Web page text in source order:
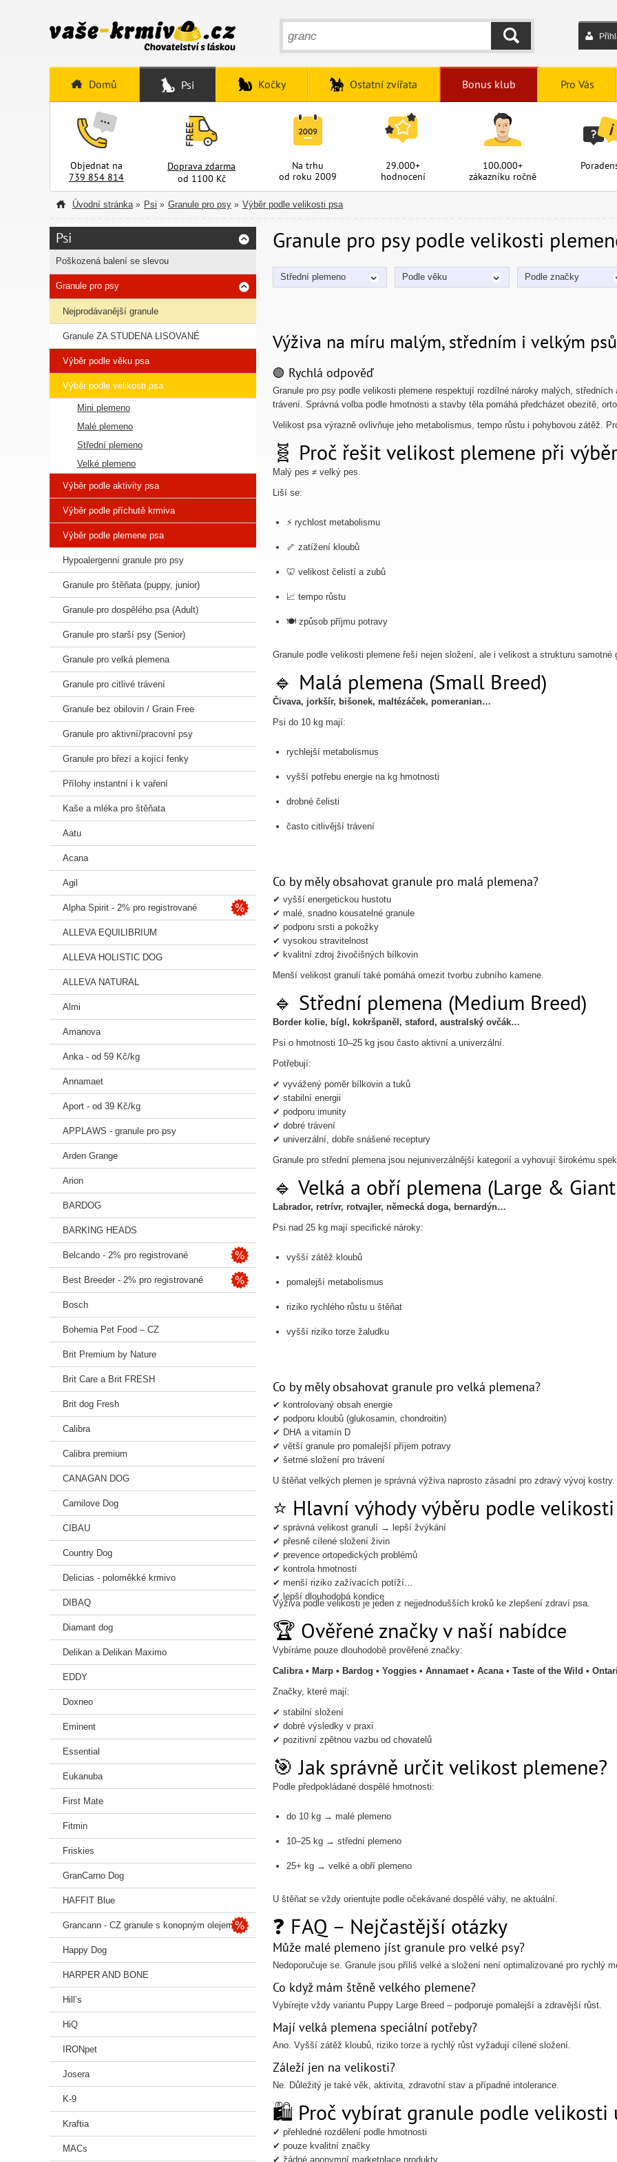
HLEDAT
Domů Psi Kočky Ostatní zvířata Bonus klub Pro Vás
Objednat na
739 854 814
Doprava zdarma
od 1100 Kč
Na trhu
od roku 2009
29.000+
hodnocení
100.000+
zákazníku ročně
Úvodní stránka » Psi » Granule pro psy » Výběr podle velikosti psa
Granule pro psy podle velikosti
Střední plemeno Podle věku Podle značky
Výživa na míru malým, středním i velkým
🟢 Rychlá odpověď
Granule pro psy podle velikosti plemene respektují rozdílné nároky malých,
trávení. Správná volba podle hmotnosti a stavby těla pomáhá předcházet obezitě,
Velikost psa výrazně ovlivňuje jeho metabolismus, tempo růstu i pohybovou zátěž.
🧬 Proč řešit velikost plemene při
Malý pes ≠ velký pes.
Liší se:
⚡ rychlost metabolismu
🦴 zatížení kloubů
🦷 velikost čelistí a zubů
📈 tempo růstu
🍽️ způsob příjmu potravy
Granule podle velikosti plemene řeší nejen složení, ale i velikost a strukturu samotné
🔹 Malá plemena (Small Breed)
Čivava, jorkšír, bišonek, maltézáček, pomeranian…
Psi do 10 kg mají:
rychlejší metabolismus
vyšší potřebu energie na kg hmotnosti
drobné čelisti
často citlivější trávení
Co by měly obsahovat granule pro malá plemena?
✔ vyšší energetickou hustotu
✔ malé, snadno kousatelné granule
✔ podporu srsti a pokožky
✔ vysokou stravitelnost
✔ kvalitní zdroj živočišných bílkovin
Menší velikost granulí také pomáhá omezit tvorbu zubního kamene.
🔹 Střední plemena (Medium Breed)
Border kolie, bígl, kokršpaněl, staford, australský ovčák…
Psi o hmotnosti 10–25 kg jsou často aktivní a univerzální.
Potřebují:
✔ vyvážený poměr bílkovin a tuků
✔ stabilní energii
✔ podporu imunity
✔ dobré trávení
✔ univerzální, dobře snášené receptury
Granule pro střední plemena jsou nejuniverzálnější kategorií a vyhovují širokému
🔹 Velká a obří plemena (Large &
Labrador, retrívr, rotvajler, německá doga, bernardýn…
Psi nad 25 kg mají specifické nároky:
vyšší zátěž kloubů
pomalejší metabolismus
riziko rychlého růstu u štěňat
vyšší riziko torze žaludku
Co by měly obsahovat granule pro velká plemena?
✔ kontrolovaný obsah energie
✔ podporu kloubů (glukosamin, chondroitin)
✔ DHA a vitamín D
✔ větší granule pro pomalejší příjem potravy
✔ šetrné složení pro trávení
U štěňat velkých plemen je správná výživa naprosto zásadní pro zdravý vývoj kostry.
⭐ Hlavní výhody výběru podle velikosti
✔ správná velikost granulí → lepší žvýkání
✔ přesně cílené složení živin
✔ prevence ortopedických problémů
✔ kontrola hmotnosti
✔ menší riziko zažívacích potíží
✔ lepší dlouhodobá kondice
Výživa podle velikosti je jeden z nejjednodušších kroků ke zlepšení zdraví psa.
🏆 Ověřené značky v naší nabídce
Vybíráme pouze dlouhodobě prověřené značky:
Calibra • Marp • Bardog • Yoggies • Annamaet • Acana • Taste of the Wild •
Značky, které mají:
✔ stabilní složení
✔ dobré výsledky v praxi
✔ pozitivní zpětnou vazbu od chovatelů
🎯 Jak správně určit velikost plemene?
Podle předpokládané dospělé hmotnosti:
do 10 kg → malé plemeno
10–25 kg → střední plemeno
25+ kg → velké a obří plemeno
U štěňat se vždy orientujte podle očekávané dospělé váhy, ne aktuální.
❓ FAQ – Nejčastější otázky
Může malé plemeno jíst granule pro velké psy?
Nedoporučuje se. Granule jsou příliš velké a složení není optimalizované pro rychlý
Co když mám štěně velkého plemene?
Vybírejte vždy variantu Puppy Large Breed – podporuje pomalejší a zdravější růst.
Mají velká plemena speciální potřeby?
Ano. Vyšší zátěž kloubů, riziko torze a rychlý růst vyžadují cílené složení.
Záleží jen na velikosti?
Ne. Důležitý je také věk, aktivita, zdravotní stav a případné intolerance.
🛍️ Proč vybírat granule podle velikosti
✔ přehledné rozdělení podle hmotnosti
✔ pouze kvalitní značky
✔ žádné anonymní marketplace produkty
Psi
Poškozená balení se slevou
Granule pro psy
Nejprodávanější granule
Granule ZA STUDENA LISOVANÉ
Výběr podle věku psa
Výběr podle velikosti psa
Mini plemeno
Malé plemeno
Střední plemeno
Velké plemeno
Výběr podle aktivity psa
Výběr podle příchutě krmiva
Výběr podle plemene psa
Hypoalergenní granule pro psy
Granule pro štěňata (puppy, junior)
Granule pro dospělého psa (Adult)
Granule pro starší psy (Senior)
Granule pro velká plemena
Granule pro citlivé trávení
Granule bez obilovin / Grain Free
Granule pro aktivní/pracovní psy
Granule pro březí a kojící fenky
Přílohy instantní i k vaření
Kaše a mléka pro štěňata
Aatu
Acana
Agil
Alpha Spirit - 2% pro registrované
ALLEVA EQUILIBRIUM
ALLEVA HOLISTIC DOG
ALLEVA NATURAL
Almi
Amanova
Anka - od 59 Kč/kg
Annamaet
Aport - od 39 Kč/kg
APPLAWS - granule pro psy
Arden Grange
Arion
BARDOG
BARKING HEADS
Belcando - 2% pro registrované
Best Breeder - 2% pro registrované
Bosch
Bohemia Pet Food – CZ
Brit Premium by Nature
Brit Care a Brit FRESH
Brit dog Fresh
Calibra
Calibra premium
CANAGAN DOG
Carnilove Dog
CIBAU
Country Dog
Delicias - poloměkké krmivo
DIBAQ
Diamant dog
Delikan a Delikan Maximo
EDDY
Doxneo
Eminent
Essential
Eukanuba
First Mate
Fitmin
Friskies
GranCarno Dog
HAFFIT Blue
Grancann - CZ granule s konopným olejem
Happy Dog
HARPER AND BONE
Hill’s
HiQ
IRONpet
Josera
K-9
Kraftia
MACs